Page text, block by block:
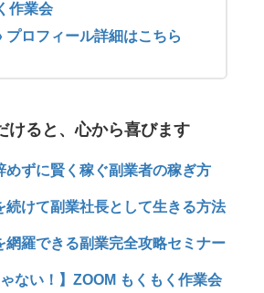
作業会
プロフィール詳細はこちら
けると、心から喜びます
めずに賢く稼ぐ副業者の稼ぎ方
続けて副業社長として生きる方法
網羅できる副業完全攻略セミナー
ゃない！】ZOOM もくもく作業会